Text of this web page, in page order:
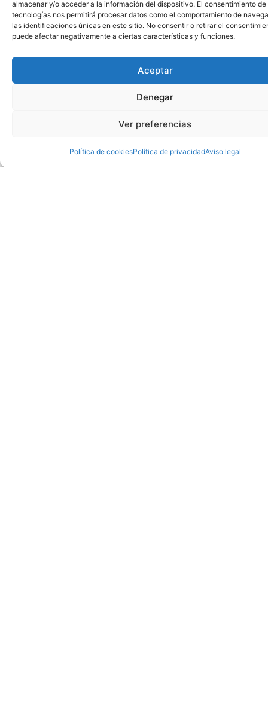
almacenar y/o acceder a la información del dispositivo. El consentimiento de
tecnologías nos permitirá procesar datos como el comportamiento de
las identificaciones únicas en este sitio. No consentir o retirar el
puede afectar negativamente a ciertas características y funciones.
Aceptar
Denegar
Ver preferencias
Política de cookiesPolítica de privacidadAviso legal